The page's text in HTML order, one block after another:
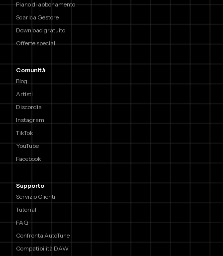
Piano di abbonamento
Scarica Gestore
Download gratuito
Offerte speciali
Comunità
Blog
Artisti
Discordia
Instagram
TikTok
YouTube
Facebook
Supporto
Servizio Clienti
Tutorial
FAQ
Confronta AutoTune
Compatibilità DAW